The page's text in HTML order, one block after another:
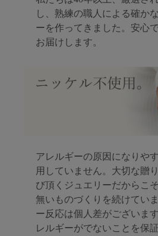
し、熟練の職人による確か
ーを作ってきました。安心
お届けします。
アレルギーの原因になりや
用していません。大切な贈
び頂くジュエリーだからこ
無いものづくりを続けてい
ー反応は個人差がございま
レルギーがでないことを保